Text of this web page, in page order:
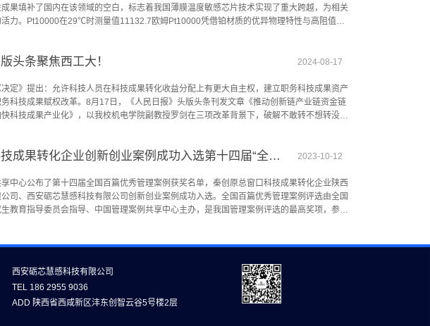
果填补了国内在该领域的空白，标志着我国薄膜温度敏感芯片技术实现了重大跨越，为相关
力。Pt10000在29℃时测量值11132.7欧姆Pt10000凭借铂材质的优异物理特性与高阻值设
长距离传输无误差，无需额外采用三线制四线制接线来补偿导线电阻（普通Pt100需四线制才
航时间（通常可提升30%~50%续航），避免频繁充电或更换电池，尤其适用于对功耗要求
的高阻值输出信号更强（相同温度变化下，电阻变化量更大），信号信噪比（SNR）
低阻值铂电阻提升5~10倍；即使在电磁干扰强烈的工业环境中，也能稳定运行，保证数据的
打破了国外技术垄断，更重要的是，为我国众多依赖传感器芯片的产业提供了强有力的技术
行业发展面临卡脖子困境。为突破这一现状，砺芯慧感研发团队，累计投入千万元，历经多
最终攻克了高精度温度传感器敏感芯片生产工艺技术难题，成功打造出具有完全自主知识产
系列，广泛应用于仪器仪表、家用电器、新能源汽车以及各类电子设备等领域。此次同时推
发实力的集中体现，更是其践行科技自立自强使命的重要成果，将推动国内在相关领域形成
头条聚焦西工大！ 2024-08-17
定》提出：允许科技人员在科技成果转化收益分配上有更大自主权，建立职务科技成果资产
科技成果赋权改革。8月17日，《人民日报》头版头条刊发文章《推动创新链产业链资金链
科技成果产业化》，以我校机电学院副教授罗剑在三项改革背景下，破解不敢转不想转没钱
文链接：http://paper.people.com.cn/rmrb/html/2024-
首条覆盖常温、超低温、超高温薄膜铂电阻自动化生产线，今年产能预计达到800万个，打
年的垄断。8月16日，陕西省人民政府新闻办公室举办陕西高校科技成果转化工作成效介绍
唯一受邀高校，副校长张开富介绍了学校持续深化三项改革，探索形成的科技成果转化一校
委书记赵一德先后6次到学校调研指导三项改革工作，亲自部署推进全省复制推广学校三项
三中全会《决定》有关科技体制机制改革部署更加坚定了学校进一步深入推进三项改革的信
革、促进科技成果转化等方面取得的成效，成为受国务院真抓实干督查激励表彰的唯一高
以习近平新时代中国特色社会主义思想为指导，深入学习贯彻党的二十届三中全会精神，探
教育科技人才一体化融合发展，培养更多高质量人才，产出更多高质量成果，培育更多高质量
秦创原总窗口科技成果转化企业创新创业案例成功入选第十四届“全国百篇优秀管理案例”获奖名单 2023-10-12
中心公布了第十四届全国百篇优秀管理案例获奖名单，秦创原总窗口科技成果转化企业陕西
司、西安砺芯慧感科技有限公司创新创业案例成功入选。全国百篇优秀管理案例评选由全国
教育指导委员会指导、中国管理案例共享中心主办，是我国管理案例评选的最高奖项，参与
校创业管理、技术创新领域的教学活动、师资培训、国际学术交流等环节使用，具有很强的
雕细青年教师创业报国心2021年6月，在秦创原创新促进中心举办的科技成果转化对接会路演
学的青年教师米天健带着团队和项目展示了超精密抛光工艺。该项技术被称为现代制造业的
卡脖子的关键技术之一。在秦创原总窗口科技经纪人的协助下，2022年1月，陕西金信天钛
创原创新促进中心正式签约，并入驻沣东创智云谷。在公司入驻秦创原总窗口的过程中，科技
西安砺芯慧感科技有限公司
TEL 186 2955 9036
ADD 陕西省西咸新区沣东创智云谷5号楼2层